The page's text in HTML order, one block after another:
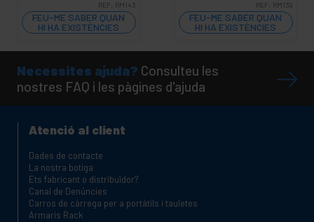
REF: RM143
FEU-ME SABER QUAN
HI HA EXISTÈNCIES
REF: RM139
FEU-ME SABER QUAN
HI HA EXISTÈNCIES
Necessites ajuda? Consulteu les
nostres FAQ i les pàgines d'ajuda
Atenció al client
Dades de contacte
La nostra botiga
Ets fabricant o distribuïdor?
Canal de Denúncies
Carros de càrrega per a portàtils i tauletes
Armaris Rack